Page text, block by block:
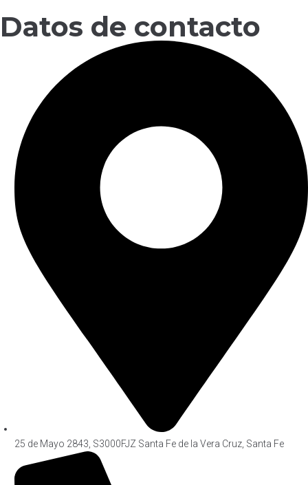
Datos de contacto
25 de Mayo 2843, S3000FJZ Santa Fe de la Vera Cruz, Santa Fe